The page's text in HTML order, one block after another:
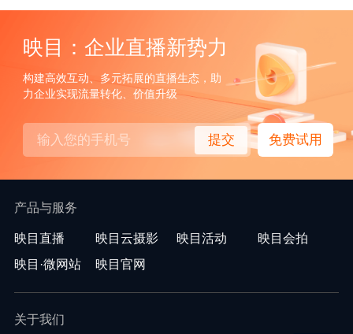
映目：企业直播新势力
构建高效互动、多元拓展的直播生态，助
力企业实现流量转化、价值升级
提交 免费试用
产品与服务
映目直播 映目云摄影 映目活动
映目会拍
映目·微网站
映目官网
关于我们